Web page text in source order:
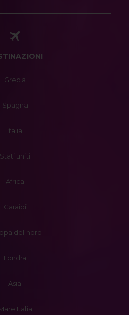
Grecia
Spagna
Italia
Stati uniti
Africa
Caraibi
del nord
Londra
Asia
Italia